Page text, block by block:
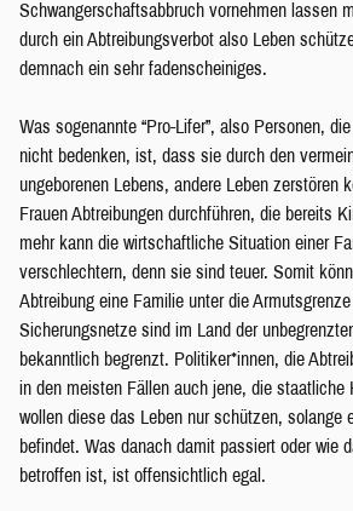
Schwangerschaftsabbruch vornehmen lassen
durch ein Abtreibungsverbot also Leben
demnach ein sehr fadenscheiniges.
Was sogenannte “Pro-Lifer”, also Personen,
nicht bedenken, ist, dass sie durch den
ungeborenen Lebens, andere Leben zerstören
Frauen Abtreibungen durchführen, die bereits
mehr kann die wirtschaftliche Situation einer
verschlechtern, denn sie sind teuer. Somit
Abtreibung eine Familie unter die
Sicherungsnetze sind im Land der
bekanntlich begrenzt. Politiker*innen, die
in den meisten Fällen auch jene, die staatliche
wollen diese das Leben nur schützen, solange
befindet. Was danach damit passiert oder wie
betroffen ist, ist offensichtlich egal.